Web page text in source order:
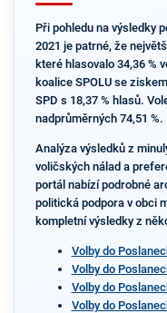
Při pohledu na výsledky
2021 je patrné, že
které hlasovalo 34,36 %
koalice SPOLU se
SPD s 18,37 % hlasů.
nadprůměrných 74,51 %.
Analýza výsledků z
voličských nálad a
portál nabízí podrobné
politická podpora v obci
kompletní výsledky z
Volby do
Volby do
Volby do
Volby do